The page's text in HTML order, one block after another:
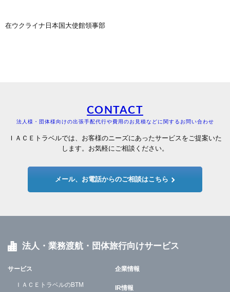
在ウクライナ日本国大使館領事部
CONTACT
法人様・団体様向けの出張手配代行や費用のお見積などに関するお問い合わせ
ＩＡＣＥトラベルでは、お客様のニーズにあったサービスをご提案いた
します。お気軽にご相談ください。
メール、お電話からのご相談はこちら
法人・業務渡航・団体旅行向けサービス
サービス
ＩＡＣＥトラベルのBTM
企業情報
IR情報